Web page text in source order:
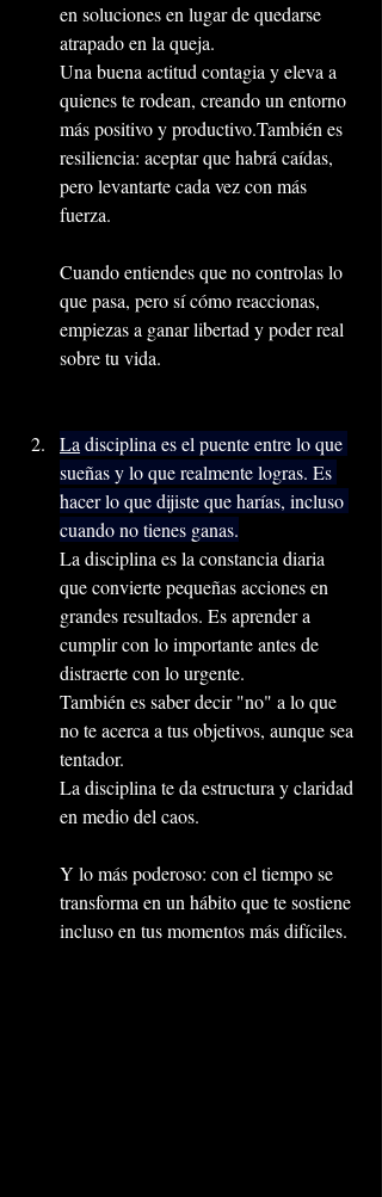
en soluciones en lugar de quedarse
atrapado en la queja.
Una buena actitud contagia y eleva a
quienes te rodean, creando un entorno
más positivo y productivo.También es
resiliencia: aceptar que habrá caídas,
pero levantarte cada vez con más
fuerza.
Cuando entiendes que no controlas lo
que pasa, pero sí cómo reaccionas,
empiezas a ganar libertad y poder real
sobre tu vida.
La disciplina es el puente entre lo que
sueñas y lo que realmente logras. Es
hacer lo que dijiste que harías, incluso
cuando no tienes ganas.
La disciplina es la constancia diaria
que convierte pequeñas acciones en
grandes resultados. Es aprender a
cumplir con lo importante antes de
distraerte con lo urgente.
También es saber decir "no" a lo que
no te acerca a tus objetivos, aunque sea
tentador.
La disciplina te da estructura y claridad
en medio del caos.
Y lo más poderoso: con el tiempo se
transforma en un hábito que te sostiene
incluso en tus momentos más difíciles.